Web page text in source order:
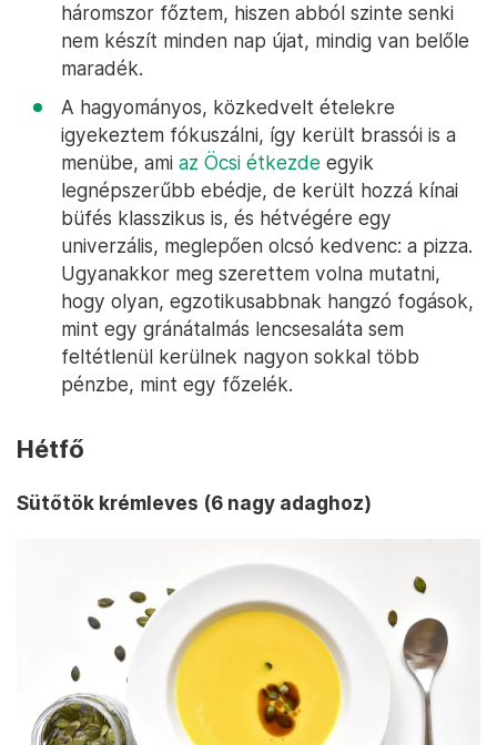
háromszor főztem, hiszen abból szinte senki
nem készít minden nap újat, mindig van belőle
maradék.
A hagyományos, közkedvelt ételekre
igyekeztem fókuszálni, így került brassói is a
menübe, ami az Öcsi étkezde egyik
legnépszerűbb ebédje, de került hozzá kínai
büfés klasszikus is, és hétvégére egy
univerzális, meglepően olcsó kedvenc: a pizza.
Ugyanakkor meg szerettem volna mutatni,
hogy olyan, egzotikusabbnak hangzó fogások,
mint egy gránátalmás lencsesaláta sem
feltétlenül kerülnek nagyon sokkal több
pénzbe, mint egy főzelék.
Hétfő
Sütőtök krémleves (6 nagy adaghoz)